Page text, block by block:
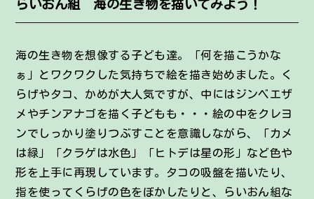
らいおん組 海の生き物を描いてみよう！
海の生き物を想像する子ども達。「何を描こうかな
ぁ」とワクワクした気持ちで絵を描き始めました。く
らげやタコ、かめが大人気ですが、中にはジンベエザ
メやチンアナゴを描く子どもも・・・絵の中をクレヨ
ンでしっかり塗りつぶすことを意識しながら、「カメ
は緑」「クラゲは水色」「ヒトデは星の形」など色や
形を上手に再現しています。タコの吸盤を描いたり、
指を使ってくらげの色をぼかしたりと、らいおん組な